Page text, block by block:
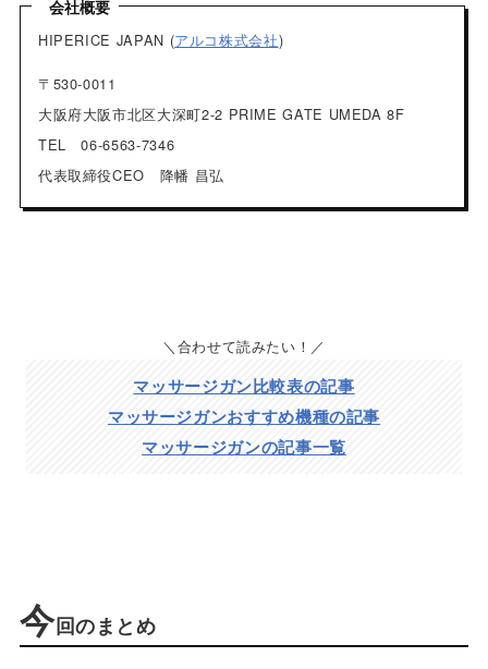
会社概要
HIPERICE JAPAN (アルコ株式会社)
〒530-0011
大阪府大阪市北区大深町2-2 PRIME GATE UMEDA 8F
TEL 06-6563-7346
代表取締役CEO 降幡 昌弘
合わせて読みたい！
マッサージガン比較表の記事
マッサージガンおすすめ機種の記事
マッサージガンの記事一覧
今回のまとめ